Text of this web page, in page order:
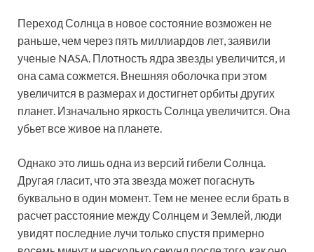
Переход Солнца в новое состояние возможен не
раньше, чем через пять миллиардов лет, заявили
ученые NASA. Плотность ядра звезды увеличится, и
она сама сожмется. Внешняя оболочка при этом
увеличится в размерах и достигнет орбиты других
планет. Изначально яркость Солнца увеличится. Она
убьет все живое на планете.
Однако это лишь одна из версий гибели Солнца.
Другая гласит, что эта звезда может погаснуть
буквально в один момент. Тем не менее если брать в
расчет расстояние между Солнцем и Землей, люди
увидят последние лучи только спустя примерно